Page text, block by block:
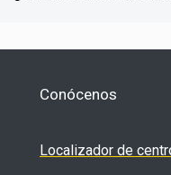
Conócenos
Localizador de